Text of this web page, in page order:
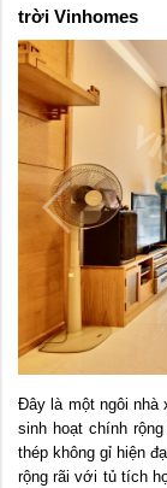
trời Vinhomes
Đây là một ngôi nhà
sinh hoạt chính
thép không gỉ hiện
rộng rãi với tủ tích